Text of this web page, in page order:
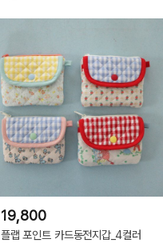
19,800
플랩 포인트 카드동전지갑_4컬러